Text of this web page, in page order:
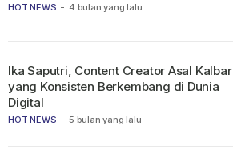
HOT NEWS - 4 bulan yang lalu
HOT NEWS - 5 bulan yang lalu
Ika Saputri, Content Creator Asal Kalbar
yang Konsisten Berkembang di Dunia
Digital